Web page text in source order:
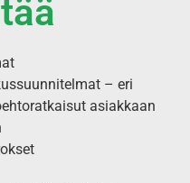
– eri
asiakkaan